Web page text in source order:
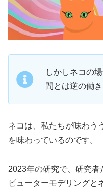
しかしネコの
間とは逆の働き
ネコは、私たちが味わう
を味わっているのです。
2023年の研究で、研究
ピューターモデリングと